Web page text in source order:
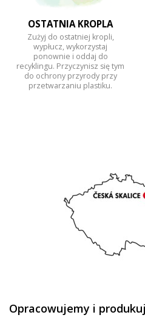
OSTATNIA KROPLA
Zużyj do ostatniej kropli,
wypłucz, wykorzystaj
ponownie i oddaj do
recyklingu. Przyczynisz się tym
do ochrony przyrody przy
przetwarzaniu plastiku.
Opracowujemy i